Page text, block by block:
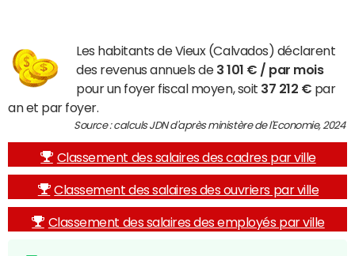
Les habitants de Vieux (Calvados) déclarent
des revenus annuels de 3 101 € / par mois
pour un foyer fiscal moyen, soit 37 212 € par
an et par foyer.
Source : calculs JDN d'après ministère de l'Economie, 2024
Classement des salaires des cadres par ville
Classement des salaires des ouvriers par ville
Classement des salaires des employés par ville